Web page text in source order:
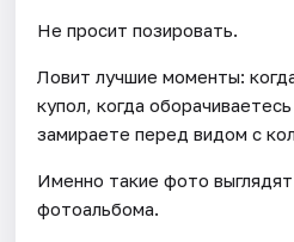
Не просит позировать.
Ловит лучшие моменты:
купол, когда
замираете перед видом с
Именно такие фото
фотоальбома.